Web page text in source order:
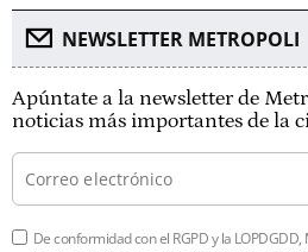
NEWSLETTER METROPOLI
Apúntate a la newsletter de
noticias más importantes de la
De conformidad con el RGPD y la LOPDGDD,